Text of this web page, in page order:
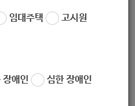
임대주택
고시원
장애인 심한 장애인
비상경제회의를 통해 코로
들의 안전망 보강을 위하여
표한 바 있다.
의 소득하위 70%를 대상으
하는 것으로 설계되었다.